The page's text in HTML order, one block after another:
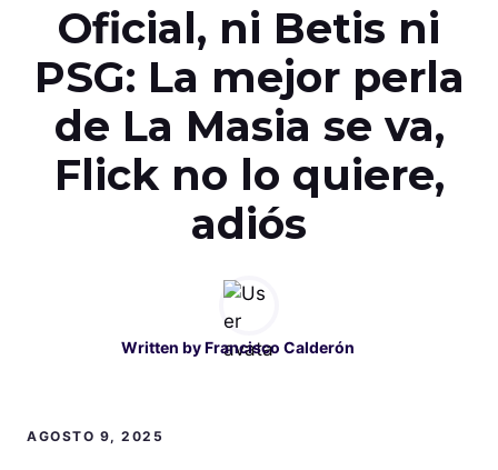
Oficial, ni Betis ni
PSG: La mejor perla
de La Masia se va,
Flick no lo quiere,
adiós
Written byFrancisco Calderón
AGOSTO 9, 2025